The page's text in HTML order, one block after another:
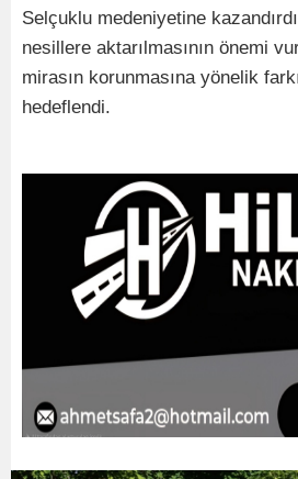
Selçuklu medeniyetine
nesillere aktarılmasının önemi
mirasın korunmasına yönelik
hedeflendi.